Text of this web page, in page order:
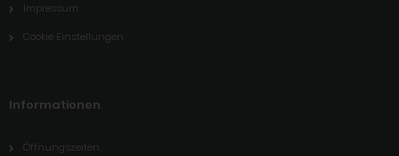
Impressum
Cookie Einstellungen
Informationen
Öffnungszeiten